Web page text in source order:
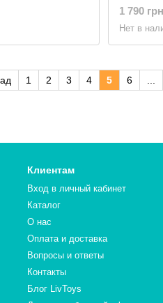
1 790 грн
Нет в
1 2 3 4 5 6
Клиентам
Вход в личный кабинет
Каталог
О нас
Оплата и доставка
Вопросы и ответы
Контакты
Блог LivToys